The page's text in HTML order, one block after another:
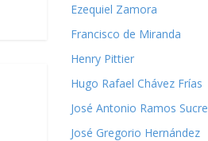
Ezequiel Zamora
Francisco de Miranda
Henry Pittier
Hugo Rafael Chávez Frías
José Antonio Ramos Sucre
José Gregorio Hernández